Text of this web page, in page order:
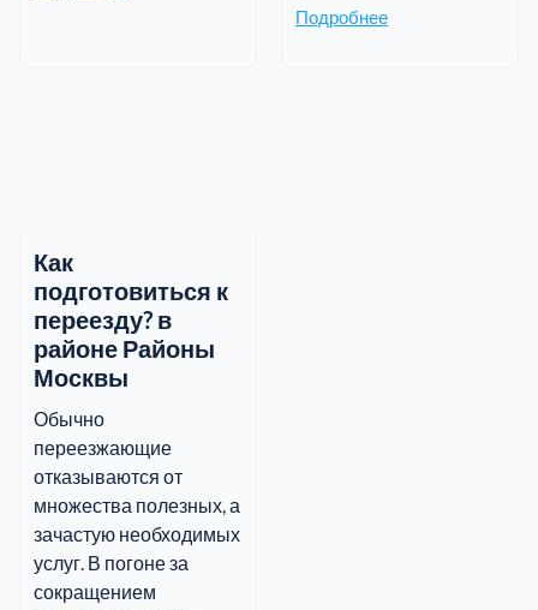
Подробнее
Как
подготовиться к
переезду? в
районе Районы
Москвы
Обычно
переезжающие
отказываются от
множества полезных, а
зачастую необходимых
услуг. В погоне за
сокращением